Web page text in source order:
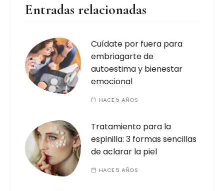
Entradas relacionadas
Cuídate por fuera para
embriagarte de
autoestima y bienestar
emocional
HACE 5 AÑOS
Tratamiento para la
espinilla: 3 formas sencillas
de aclarar la piel
HACE 5 AÑOS